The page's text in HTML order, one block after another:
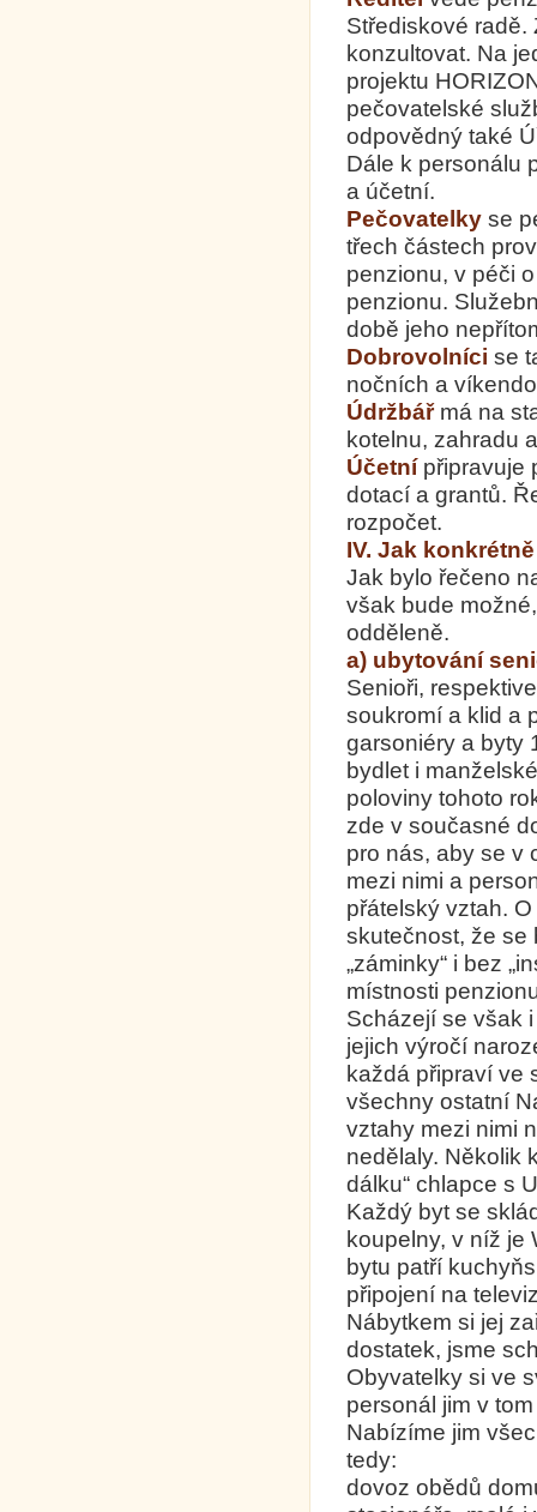
Střediskové
konzultovat. Na
projektu
pečovatelské
odpovědný také
Dále k personálu
a účetní.
Pečovatelky se
třech částech
penzionu, v péči
penzionu.
době jeho
Dobrovolníci se
nočních a
Údržbářmá na
kotelnu, zahradu
Účetnípřipravuje
dotací a grantů.
rozpočet.
IV. Jak
Jak bylo řečeno
však bude
odděleně.
a) ubytování
Senioři,
soukromí a klid a
garsoniéry a byty
bydlet i
poloviny tohoto
zde v současné
pro nás, aby se v
mezi nimi a
přátelský vztah.
skutečnost, že se
„záminky“ i bez
místnosti
Scházejí se však
jejich výročí
každá připraví ve
všechny ostatní
vztahy mezi nimi
nedělaly. Několik
dálku“ chlapce s
Každý byt se
koupelny, v níž je
bytu patří
připojení na
Nábytkem si jej
dostatek, jsme
Obyvatelky si ve
personál jim v
Nabízíme jim
tedy:
dovoz obědů